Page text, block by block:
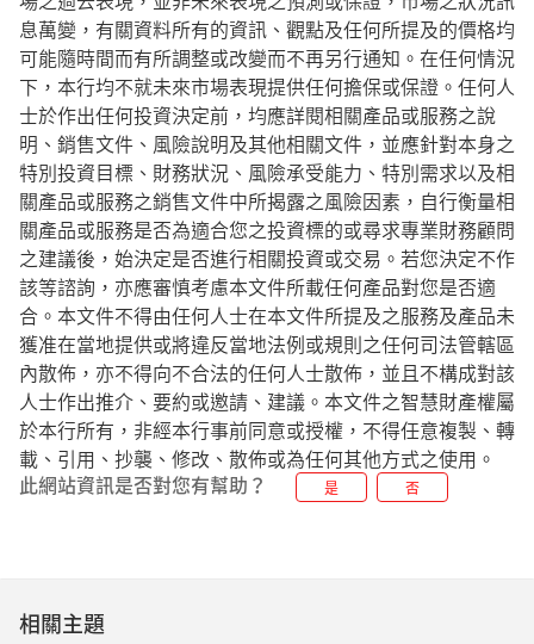
息萬變，有關資料所有的資訊、觀點及任何所提及的價格均
可能隨時間而有所調整或改變而不再另行通知。在任何情況
下，本行均不就未來市場表現提供任何擔保或保證。任何人
士於作出任何投資決定前，均應詳閱相關產品或服務之說
明、銷售文件、風險說明及其他相關文件，並應針對本身之
特別投資目標、財務狀況、風險承受能力、特別需求以及相
關產品或服務之銷售文件中所揭露之風險因素，自行衡量相
關產品或服務是否為適合您之投資標的或尋求專業財務顧問
之建議後，始決定是否進行相關投資或交易。若您決定不作
該等諮詢，亦應審慎考慮本文件所載任何產品對您是否適
合。本文件不得由任何人士在本文件所提及之服務及產品未
獲准在當地提供或將違反當地法例或規則之任何司法管轄區
內散佈，亦不得向不合法的任何人士散佈，並且不構成對該
人士作出推介、要約或邀請、建議。本文件之智慧財產權屬
於本行所有，非經本行事前同意或授權，不得任意複製、轉
載、引用、抄襲、修改、散佈或為任何其他方式之使用。
此網站資訊是否對您有幫助？
是 否
相關主題